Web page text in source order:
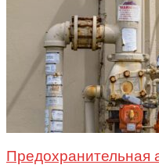
Предохранительная